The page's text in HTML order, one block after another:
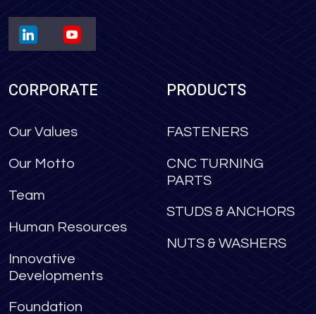
CORPORATE
Our Values
Our Motto
Team
Human Resources
Innovative
Developments
Foundation
PRODUCTS
FASTENERS
CNC TURNING
PARTS
STUDS & ANCHORS
NUTS & WASHERS